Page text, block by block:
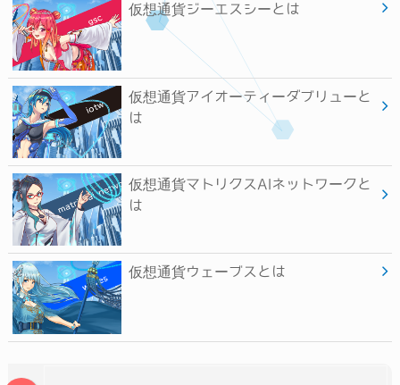
仮想通貨ジーエスシーとは
仮想通貨アイオーティーダブリューと
は
仮想通貨マトリクスAIネットワークと
は
仮想通貨ウェーブスとは